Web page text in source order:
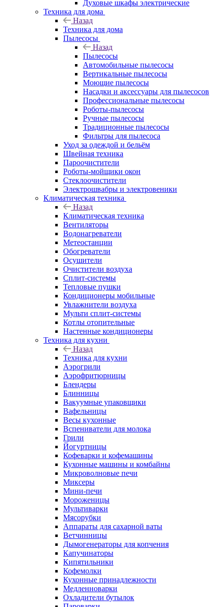
Духовые шкафы электрические
Техника для дома
Назад
Техника для дома
Пылесосы
Назад
Пылесосы
Автомобильные пылесосы
Вертикальные пылесосы
Моющие пылесосы
Насадки и аксессуары для пылесосов
Профессиональные пылесосы
Роботы-пылесосы
Ручные пылесосы
Традиционные пылесосы
Фильтры для пылесоса
Уход за одеждой и бельём
Швейная техника
Пароочистители
Роботы-мойщики окон
Стеклоочистители
Электрошвабры и электровеники
Климатическая техника
Назад
Климатическая техника
Вентиляторы
Водонагреватели
Метеостанции
Обогреватели
Осушители
Очистители воздуха
Сплит-системы
Тепловые пушки
Кондиционеры мобильные
Увлажнители воздуха
Мульти сплит-системы
Котлы отопительные
Настенные кондиционеры
Техника для кухни
Назад
Техника для кухни
Аэрогрили
Аэрофритюрницы
Блендеры
Блинницы
Вакуумные упаковщики
Вафельницы
Весы кухонные
Вспениватели для молока
Грили
Йогуртницы
Кофеварки и кофемашины
Кухонные машины и комбайны
Микроволновые печи
Миксеры
Мини-печи
Мороженицы
Мультиварки
Мясорубки
Аппараты для сахарной ваты
Ветчинницы
Дымогенераторы для копчения
Капучинаторы
Кипятильники
Кофемолки
Кухонные принадлежности
Медленноварки
Охладители бутылок